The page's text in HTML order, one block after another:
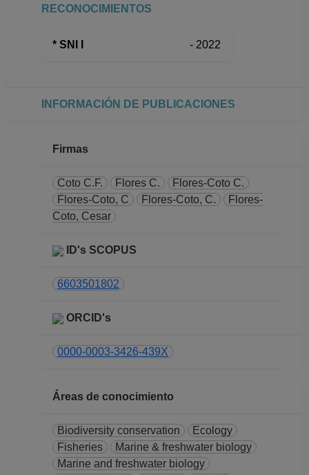
(fecha inicial de
PROFESOR
hasta 31-12-2018
PROFESOR
RECONOCIMIENTOS
* SNI I - 2022
INFORMACIÓN DE PUBLICACIONES
Firmas
Coto C.F. Flores C.
Flores-Coto C.
Flores-Coto, C
Flores-Coto, C.
Flores-
Coto, Cesar
ID's SCOPUS
6603501802
ORCID's
0000-0003-3426-439X
Áreas de conocimiento
Biodiversity conservation
Ecology
Fisheries
Marine & freshwater biology
Marine and freshwater biology